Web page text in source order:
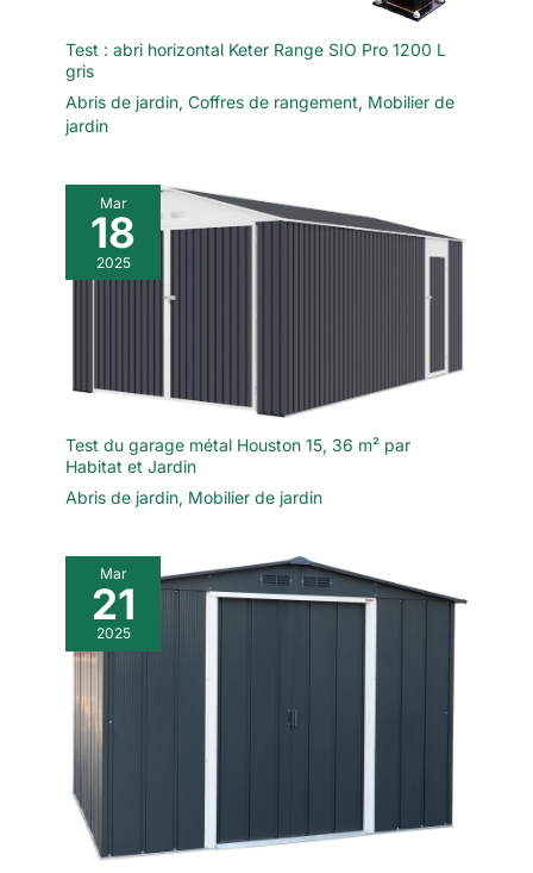
Test : abri horizontal Keter Range SIO Pro 1200 L
gris
Abris de jardin, Coffres de rangement, Mobilier de
jardin
Mar
18
2025
Test du garage métal Houston 15, 36 m² par
Habitat et Jardin
Abris de jardin, Mobilier de jardin
Mar
21
2025